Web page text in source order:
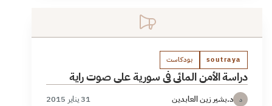
soutraya بودكاست
دراسة الأمن المائي في سورية على صوت راية
د د.بشير زين العابدين 31 يناير 2015